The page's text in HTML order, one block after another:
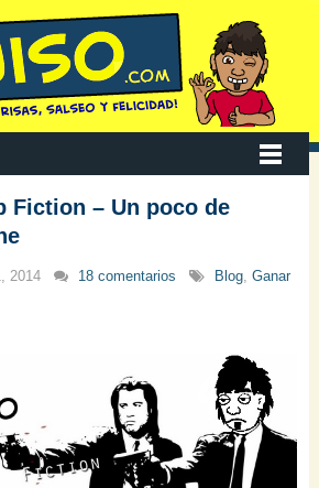
Fiction – Un poco de
2014 18 comentarios Blog,Ganar